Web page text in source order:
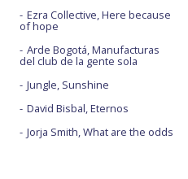
Ezra Collective, Here because
of hope
Arde Bogotá, Manufacturas
del club de la gente sola
Jungle, Sunshine
David Bisbal, Eternos
Jorja Smith, What are the odds